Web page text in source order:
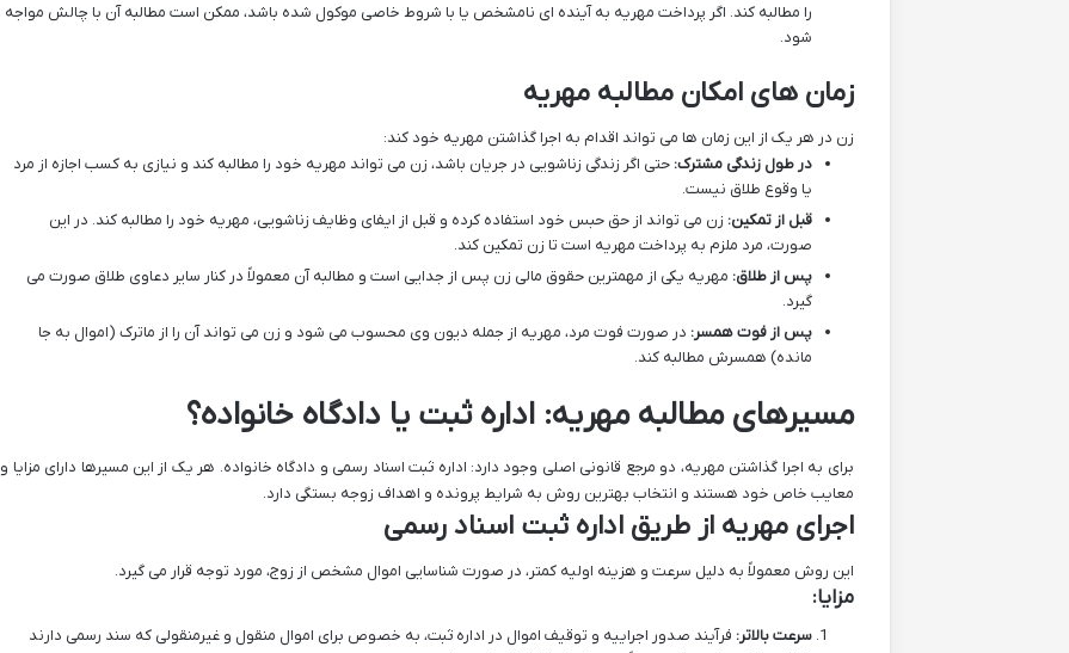
را مطالبه کند. اگر پرداخت مهریه به آینده ای نامشخص یا با شروط خاصی موکول شده باشد، ممکن است مطالبه آن با چالش مواجه
شود.
زمان های امکان مطالبه مهریه
زن در هر یک از این زمان ها می تواند اقدام به اجرا گذاشتن مهریه خود کند:
در طول زندگی مشترک: حتی اگر زندگی زناشویی در جریان باشد، زن می تواند مهریه خود را مطالبه کند و نیازی به کسب اجازه از مرد
یا وقوع طلاق نیست.
قبل از تمکین: زن می تواند از حق حبس خود استفاده کرده و قبل از ایفای وظایف زناشویی، مهریه خود را مطالبه کند. در این
صورت، مرد ملزم به پرداخت مهریه است تا زن تمکین کند.
پس از طلاق: مهریه یکی از مهمترین حقوق مالی زن پس از جدایی است و مطالبه آن معمولاً در کنار سایر دعاوی طلاق صورت می
گیرد.
پس از فوت همسر: در صورت فوت مرد، مهریه از جمله دیون وی محسوب می شود و زن می تواند آن را از ماترک (اموال به جا
مانده) همسرش مطالبه کند.
مسیرهای مطالبه مهریه: اداره ثبت یا دادگاه خانواده؟
برای به اجرا گذاشتن مهریه، دو مرجع قانونی اصلی وجود دارد: اداره ثبت اسناد رسمی و دادگاه خانواده. هر یک از این مسیرها دارای مزایا و
معایب خاص خود هستند و انتخاب بهترین روش به شرایط پرونده و اهداف زوجه بستگی دارد.
اجرای مهریه از طریق اداره ثبت اسناد رسمی
این روش معمولاً به دلیل سرعت و هزینه اولیه کمتر، در صورت شناسایی اموال مشخص از زوج، مورد توجه قرار می گیرد.
مزایا:
سرعت بالاتر: فرآیند صدور اجراییه و توقیف اموال در اداره ثبت، به خصوص برای اموال منقول و غیرمنقولی که سند رسمی دارند